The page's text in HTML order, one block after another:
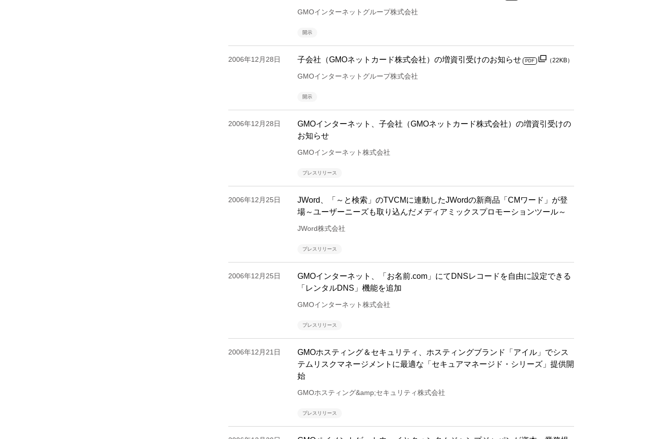
GMOインターネットグループ株式会社
開示
2006年12月28日 子会社（GMOネットカード株式会社）の増資引受けのお知らせ PDF （22KB）
GMOインターネットグループ株式会社
開示
2006年12月28日
GMOインターネット、子会社（GMOネットカード株式会社）の増資引受けの
お知らせ
GMOインターネット株式会社
プレスリリース
2006年12月25日
JWord、「～と検索」のTVCMに連動したJWordの新商品「CMワード」が登
場～ユーザーニーズも取り込んだメディアミックスプロモーションツール～
JWord株式会社
プレスリリース
2006年12月25日
GMOインターネット、「お名前.com」にてDNSレコードを自由に設定できる
「レンタルDNS」機能を追加
GMOインターネット株式会社
プレスリリース
2006年12月21日
GMOホスティング＆セキュリティ、ホスティングブランド「アイル」でシス
テムリスクマネージメントに最適な「セキュアマネージド・シリーズ」提供開
始
GMOホスティング&amp;セキュリティ株式会社
プレスリリース